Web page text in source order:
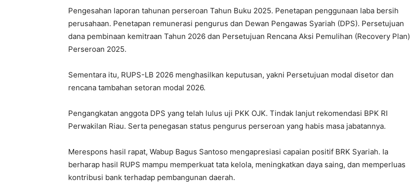
Pengesahan laporan tahunan perseroan Tahun Buku 2025. Penetapan penggunaan laba bersih
perusahaan. Penetapan remunerasi pengurus dan Dewan Pengawas Syariah (DPS). Persetujuan
dana pembinaan kemitraan Tahun 2026 dan Persetujuan Rencana Aksi Pemulihan (Recovery Plan)
Perseroan 2025.
Sementara itu, RUPS-LB 2026 menghasilkan keputusan, yakni Persetujuan modal disetor dan
rencana tambahan setoran modal 2026.
Pengangkatan anggota DPS yang telah lulus uji PKK OJK. Tindak lanjut rekomendasi BPK RI
Perwakilan Riau. Serta penegasan status pengurus perseroan yang habis masa jabatannya.
Merespons hasil rapat, Wabup Bagus Santoso mengapresiasi capaian positif BRK Syariah. Ia
berharap hasil RUPS mampu memperkuat tata kelola, meningkatkan daya saing, dan memperluas
kontribusi bank terhadap pembangunan daerah.